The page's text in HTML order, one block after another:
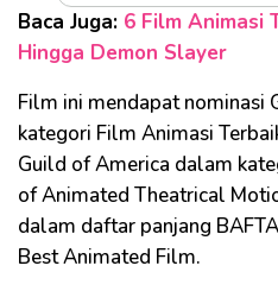
Baca Juga: 6 Film Animasi
Hingga Demon Slayer
Film ini mendapat nominasi
kategori Film Animasi
Guild of America dalam
of Animated Theatrical
dalam daftar panjang
Best Animated Film.